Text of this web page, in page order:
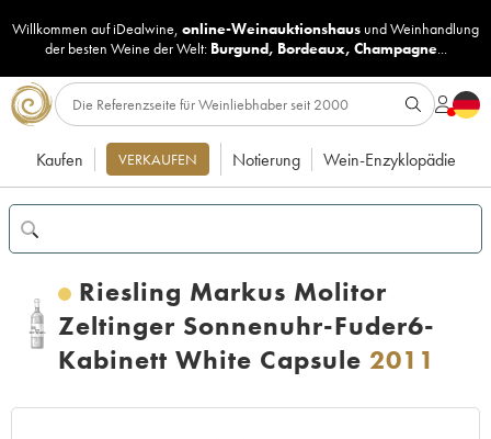
Willkommen auf iDealwine, online-Weinauktionshaus undWeinhandlung
der besten Weine der Welt: Burgund, Bordeaux, Champagne...
Kaufen VERKAUFEN Notierung Wein-Enzyklopädie
Riesling Markus Molitor
Zeltinger Sonnenuhr-Fuder6-
Kabinett White Capsule 2011